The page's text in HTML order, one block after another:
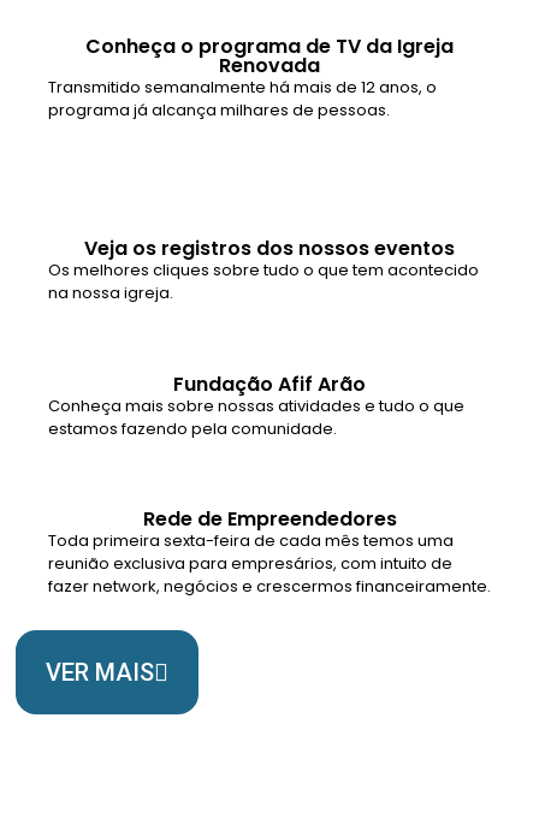
Conheça o programa de TV da Igreja
Renovada
Transmitido semanalmente há mais de 12 anos, o
programa já alcança milhares de pessoas.
Veja os registros dos nossos eventos
Os melhores cliques sobre tudo o que tem acontecido
na nossa igreja.
Fundação Afif Arão
Conheça mais sobre nossas atividades e tudo o que
estamos fazendo pela comunidade.
Rede de Empreendedores
Toda primeira sexta-feira de cada mês temos uma
reunião exclusiva para empresários, com intuito de
fazer network, negócios e crescermos financeiramente.
VER MAIS